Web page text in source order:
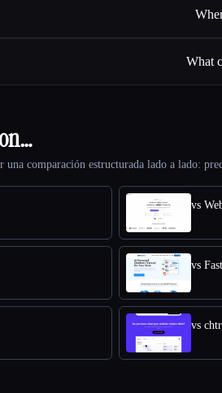
What
comparación estructurada lado a lado:
vs
vs
vs